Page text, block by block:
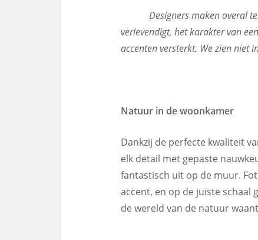
Designers maken overal
verlevendigt, het karakter van
accenten versterkt. We zien niet
Natuur in de woonkamer
Dankzij de perfecte kwaliteit
elk detail met gepaste
fantastisch uit op de muur.
accent, en op de juiste
de wereld van de natuur